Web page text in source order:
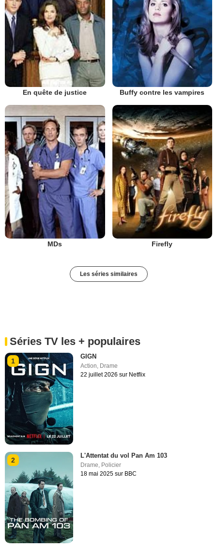
En quête de justice Buffy contre les vampires
MDs Firefly
Les séries similaires
Séries TV les + populaires
1
GIGN
Action, Drame
22 juillet 2026 sur Netflix
2
L'Attentat du vol Pan Am 103
Drame Policier
18 mai 2025 sur BBC